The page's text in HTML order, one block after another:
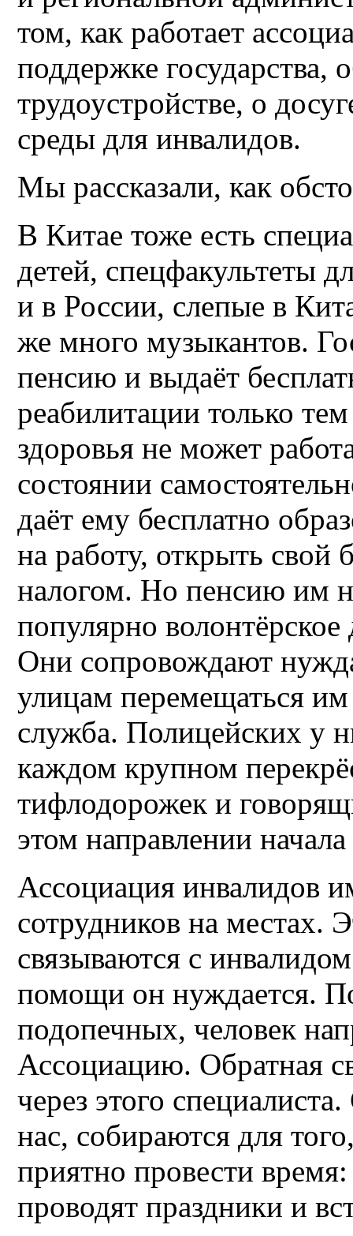
том, как работает
поддержке государства,
трудоустройстве, о
среды для инвалидов.
Мы рассказали, как
В Китае тоже есть
детей, спецфакультеты
и в России, слепые в
же много музыкантов.
пенсию и выдаёт
реабилитации только
здоровья не может
состоянии
даёт ему бесплатно
на работу, открыть свой
налогом. Но пенсию им
популярно
Они сопровождают
улицам перемещаться
служба. Полицейских у
каждом крупном
тифлодорожек и
этом направлении
Ассоциация инвалидов
сотрудников на местах.
связываются с
помощи он нуждается.
подопечных, человек
Ассоциацию. Обратная
через этого
нас, собираются для
приятно провести
проводят праздники и